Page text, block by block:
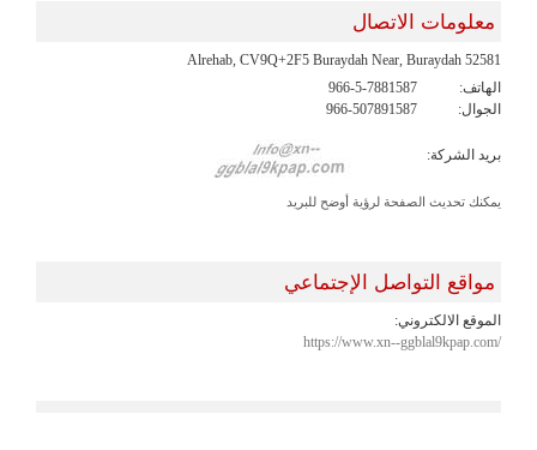
معلومات الاتصال
Alrehab, CV9Q+2F5 Buraydah Near, Buraydah 52581
الهاتف:
966-5-7881587
الجوال:
966-507891587
بريد الشركة:
يمكنك تحديث الصفحة لرؤية أوضح للبريد
مواقع التواصل الإجتماعي
الموقع الالكتروني:
https://www.xn--ggblal9kpap.com/